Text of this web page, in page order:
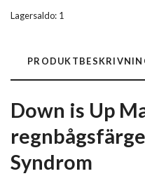
Lagersaldo: 1
Down is Up
Syndrom